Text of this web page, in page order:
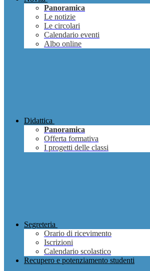
Panoramica
Le notizie
Le circolari
Calendario eventi
Albo online
Didattica
Panoramica
Offerta formativa
I progetti delle classi
Segreteria
Orario di ricevimento
Iscrizioni
Calendario scolastico
Recupero e potenziamento studenti